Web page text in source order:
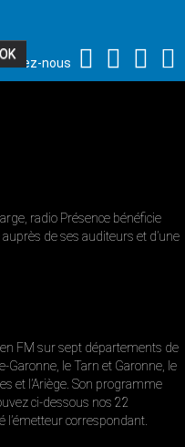
Suivez-nous
radio Présence bénéficie
de ses auditeurs et d’une
FM sur sept départements de
Garonne, le Tarn et Garonne, le
et l’Ariège. Son programme
ci-dessous nos 22
correspondant.